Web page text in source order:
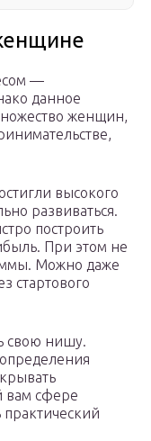
—
данное
женщин,
высокого
развиваться.
построить
При этом не
Можно даже
стартового
свою нишу.
вам сфере
практический